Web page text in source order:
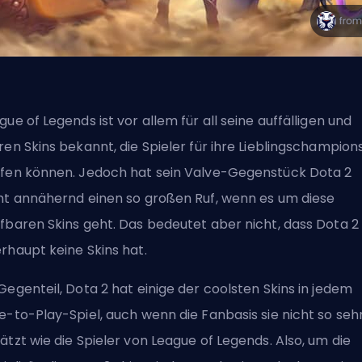
of Legends ist vor allem für all seine auffälligen und
Skins bekannt, die Spieler für ihre
können. Jedoch hat seinValve-Gegenstück Dota 2
annähernd einen so großen Ruf, wenn es um diese
Skins geht. Das bedeutet aber nicht, dass Dota 2
keine Skins hat.
Dota 2 hat einige der coolsten Skins in jedem
to-Play-Spiel, auch wenn die Fanbasis sie nicht so
wie die Spieler von League of Legends. Also, um die